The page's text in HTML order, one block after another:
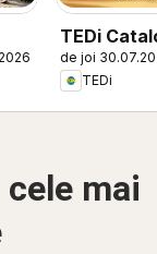
TEDi
de joi
TEDi
mai